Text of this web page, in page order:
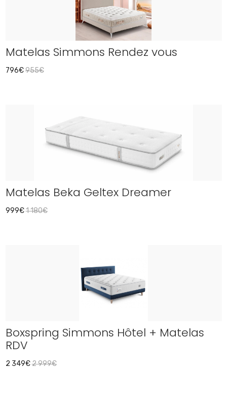
Matelas Simmons Rendez vous
796€955€
Matelas Beka Geltex Dreamer
999€1 180€
Boxspring Simmons Hôtel + Matelas
RDV
2 349€2 999€